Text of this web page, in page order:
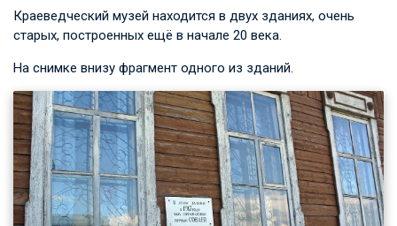
Краеведческий музей находится в двух зданиях, очень
старых, построенных ещё в начале 20 века.
На снимке внизу фрагмент одного из зданий.